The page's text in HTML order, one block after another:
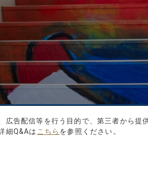
告配信等を行う目的で、第三者から提
細Q&Aは こちら を参照ください。